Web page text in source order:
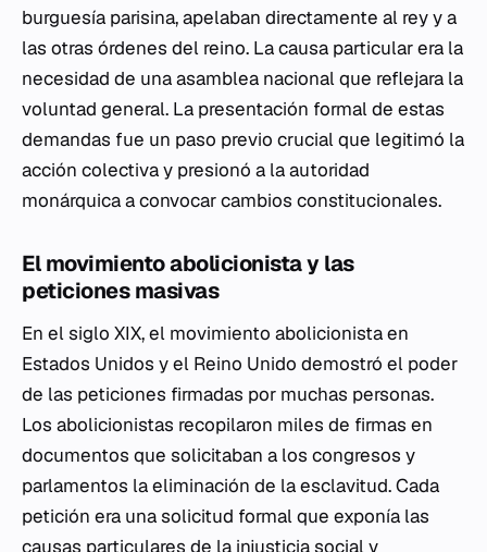
burguesía parisina, apelaban directamente al rey y a
las otras órdenes del reino. La causa particular era la
necesidad de una asamblea nacional que reflejara la
voluntad general. La presentación formal de estas
demandas fue un paso previo crucial que legitimó la
acción colectiva y presionó a la autoridad
monárquica a convocar cambios constitucionales.
El movimiento abolicionista y las
peticiones masivas
En el siglo XIX, el movimiento abolicionista en
Estados Unidos y el Reino Unido demostró el poder
de las peticiones firmadas por muchas personas.
Los abolicionistas recopilaron miles de firmas en
documentos que solicitaban a los congresos y
parlamentos la eliminación de la esclavitud. Cada
petición era una solicitud formal que exponía las
causas particulares de la injusticia social y